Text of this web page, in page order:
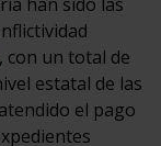
, con un total de
estatal de las
el pago